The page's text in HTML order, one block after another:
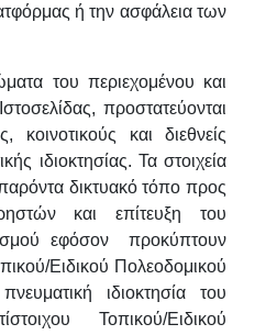
ή την ασφάλεια των
του περιεχομένου και
προστατεύονται
κοινοτικούς και διεθνείς
ιδιοκτησίας. Τα στοιχεία
δικτυακό τόπο προς
και επίτευξη του
εφόσον προκύπτουν
Ειδικού Πολεοδομικού
ιδιοκτησία του
Τοπικού/Ειδικού